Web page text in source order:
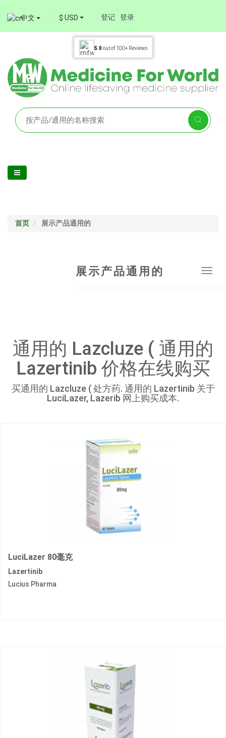
中文 $ USD 登记 登录
5.0out of 100+ Reviews
首页 展示产品通用的
展示产品通用的
通用的 Lazcluze ( 通用的
Lazertinib 价格在线购买
买通用的 Lazcluze ( 处方药. 通用的 Lazertinib 关于
LuciLazer, Lazerib 网上购买成本.
LuciLazer 80毫克
Lazertinib
Lucius Pharma